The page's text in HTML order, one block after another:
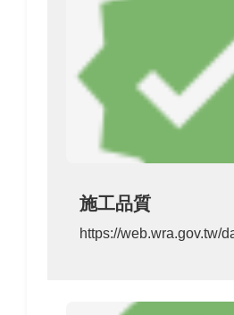
施工品質
https://web.wra.gov.tw/